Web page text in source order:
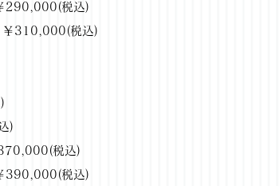
290,000(税込)
￥310,000(税込)
)
税込)
390,000(税込)